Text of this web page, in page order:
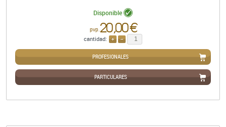
Disponible
pvp. 20,00 €
cantidad:
PROFESIONALES
PARTICULARES